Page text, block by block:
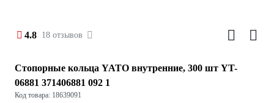
4.8 18 отзывов
Стопорные кольца YATO внутренние, 300 шт YT-
06881 371406881 092 1
Код товара: 18639091